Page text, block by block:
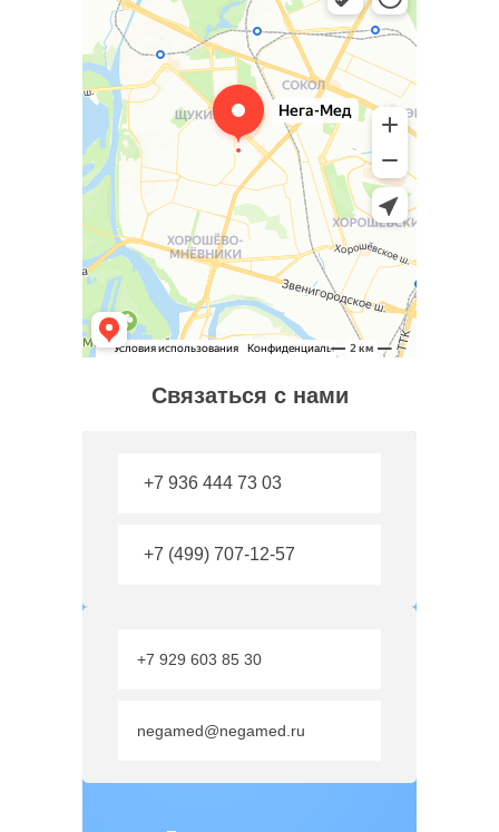
Связаться с нами
+7 936 444 73 03
+7 (499) 707-12-57
+7 929 603 85 30
negamed@negamed.ru